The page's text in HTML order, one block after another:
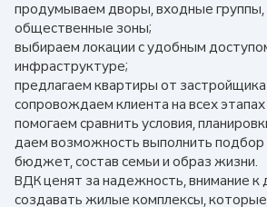
продумываем дворы, входные группы,
общественные зоны;
выбираем локации с удобным
инфраструктуре;
предлагаем квартиры от
сопровождаем клиента на всех этапах
помогаем сравнить условия,
даем возможность выполнить
бюджет, состав семьи и образ жизни.
ВДК ценят за надежность, внимание к
создавать жилые комплексы, которые